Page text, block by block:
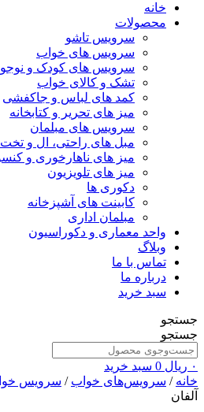
خانه
محصولات
سرویس تاشو
سرویس های خواب
سرویس های کودک و
تشک و کالای خواب
کمد های لباس و جاکفشی
میز های تحریر و کتابخانه
سرویس های مبلمان
مبل های راحتی، ال و
میز های ناهارخوری و
میز های تلویزیون
دکوری ها
کابینت های آشپزخانه
مبلمان اداری
واحد معماری و دکوراسیون
وبلاگ
تماس با ما
درباره ما
سبد خرید
جستجو
جستجو
۰ ریال 0 سبد خرید
خانه/ سرویس‌های خواب/ سرویس
آلفان